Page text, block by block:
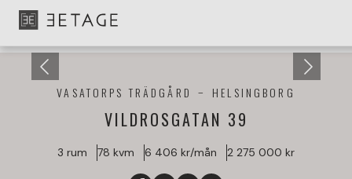
VILDROSGATAN 39
VASATORPS TRÄDGÅRD HELSINGBORG
3 rum 78 kvm 6 406 kr/mån 2 275 000 kr